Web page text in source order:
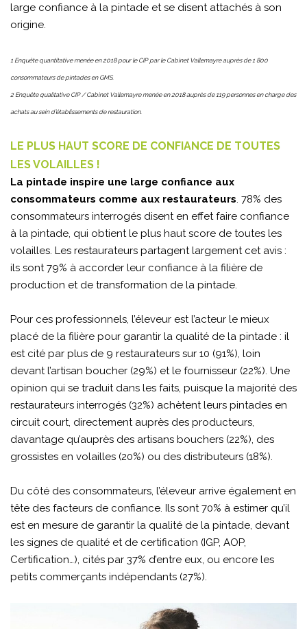
large confiance à la pintade et se disent attachés à son
origine.
1 Enquête quantitative menée en 2018 pour le CIP par le Cabinet Vallemayre auprès de 1 800
consommateurs de pintades en GMS.
2 Enquête qualitative CIP / Cabinet Vallemayre menée en 2018 auprès de 119 personnes en charge des
achats au sein d’établissements de restauration.
LE PLUS HAUT SCORE DE CONFIANCE DE TOUTES
LES VOLAILLES !
La pintade inspire une large confiance aux
consommateurs comme aux restaurateurs. 78% des
consommateurs interrogés disent en effet faire confiance
à la pintade, qui obtient le plus haut score de toutes les
volailles. Les restaurateurs partagent largement cet avis :
ils sont 79% à accorder leur confiance à la filière de
production et de transformation de la pintade.
Pour ces professionnels, l’éleveur est l’acteur le mieux
placé de la filière pour garantir la qualité de la pintade : il
est cité par plus de 9 restaurateurs sur 10 (91%), loin
devant l’artisan boucher (29%) et le fournisseur (22%). Une
opinion qui se traduit dans les faits, puisque la majorité des
restaurateurs interrogés (32%) achètent leurs pintades en
circuit court, directement auprès des producteurs,
davantage qu’auprès des artisans bouchers (22%), des
grossistes en volailles (20%) ou des distributeurs (18%).
Du côté des consommateurs, l’éleveur arrive également en
tête des facteurs de confiance. Ils sont 70% à estimer qu’il
est en mesure de garantir la qualité de la pintade, devant
les signes de qualité et de certification (IGP, AOP,
Certification…), cités par 37% d’entre eux, ou encore les
petits commerçants indépendants (27%).